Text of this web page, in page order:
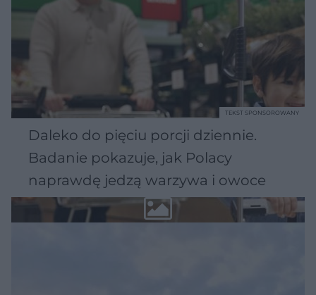
Daleko do pięciu porcji dziennie.
Badanie pokazuje, jak Polacy
naprawdę jedzą warzywa i owoce
TEKST SPONSOROWANY